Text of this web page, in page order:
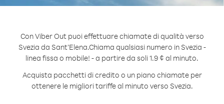
Con Viber Out puoi effettuare chiamate di qualità verso
Svezia da Sant’Elena.Chiama qualsiasi numero in Svezia -
linea fissa o mobile! - a partire da soli 1.9 ¢ al minuto.
Acquista pacchetti di credito o un piano chiamate per
ottenere le migliori tariffe al minuto verso Svezia.